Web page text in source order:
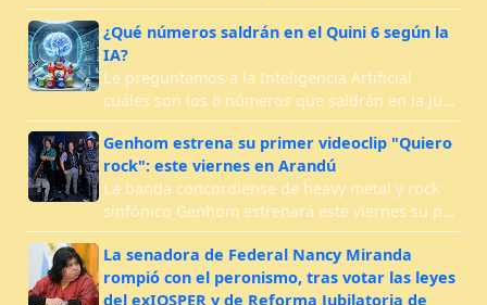
¿Qué números saldrán en el Quini 6 según la
IA?
Le preguntamos a la Inteligencia Artificial
cuáles son los 6 números que saldrán en la ju…
Genhom estrena su primer videoclip "Quiero
rock": este viernes en Arandú
La banda concordiense de heavy metal y rock
sinfónico Genhom estrenará este viernes su p…
La senadora de Federal Nancy Miranda
rompió con el peronismo, tras votar las leyes
del exIOSPER y de Reforma Jubilatoria de